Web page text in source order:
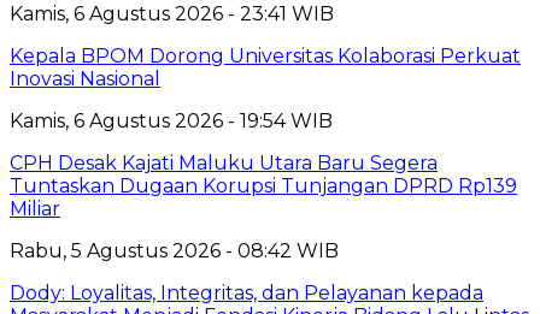
Kamis, 6 Agustus 2026 - 23:41 WIB
Kepala BPOM Dorong Universitas Kolaborasi Perkuat
Inovasi Nasional
Kamis, 6 Agustus 2026 - 19:54 WIB
CPH Desak Kajati Maluku Utara Baru Segera
Tuntaskan Dugaan Korupsi Tunjangan DPRD Rp139
Miliar
Rabu, 5 Agustus 2026 - 08:42 WIB
Dody: Loyalitas, Integritas, dan Pelayanan kepada